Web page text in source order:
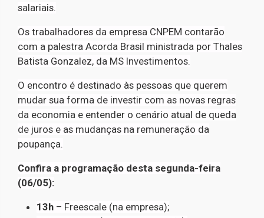
salariais.
Os trabalhadores da empresa CNPEM contarão
com a palestra Acorda Brasil ministrada por Thales
Batista Gonzalez, da MS Investimentos.
O encontro é destinado às pessoas que querem
mudar sua forma de investir com as novas regras
da economia e entender o cenário atual de queda
de juros e as mudanças na remuneração da
poupança.
Confira a programação desta segunda-feira
(06/05):
13h – Freescale (na empresa);